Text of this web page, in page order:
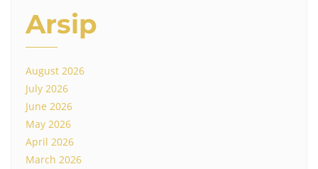
Arsip
August 2026
July 2026
June 2026
May 2026
April 2026
March 2026